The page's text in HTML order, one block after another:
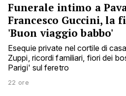
Funerale intimo a
Francesco Guccini, la
'Buon viaggio babbo'
Esequie private nel cortile di
Zuppi, ricordi familiari, fiori dei
Parigi' sul feretro
22 ore